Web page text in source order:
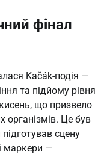
фінал
Kačák-подія —
та підйому рівня
що призвело
організмів. Це був
сцену
маркери —